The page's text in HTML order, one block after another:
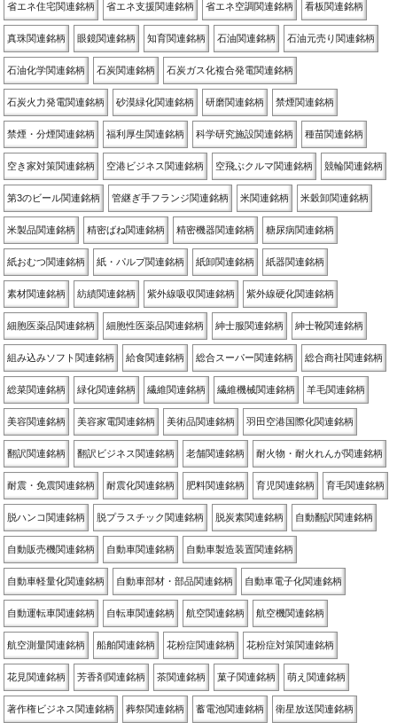
省エネ住宅関連銘柄 省エネ支援関連銘柄 省エネ空調関連銘柄 看板関連銘柄
真珠関連銘柄 眼鏡関連銘柄 知育関連銘柄 石油関連銘柄 石油元売り関連銘柄
石油化学関連銘柄 石炭関連銘柄 石炭ガス化複合発電関連銘柄
石炭火力発電関連銘柄 砂漠緑化関連銘柄 研磨関連銘柄 禁煙関連銘柄
禁煙・分煙関連銘柄 福利厚生関連銘柄 科学研究施設関連銘柄 種苗関連銘柄
空き家対策関連銘柄 空港ビジネス関連銘柄 空飛ぶクルマ関連銘柄 競輪関連銘柄
第3のビール関連銘柄 管継ぎ手フランジ関連銘柄 米関連銘柄 米穀卸関連銘柄
米製品関連銘柄 精密ばね関連銘柄 精密機器関連銘柄 糖尿病関連銘柄
紙おむつ関連銘柄 紙・パルプ関連銘柄 紙卸関連銘柄 紙器関連銘柄
素材関連銘柄 紡績関連銘柄 紫外線吸収関連銘柄 紫外線硬化関連銘柄
細胞医薬品関連銘柄 細胞性医薬品関連銘柄 紳士服関連銘柄 紳士靴関連銘柄
組み込みソフト関連銘柄 給食関連銘柄 総合スーパー関連銘柄 総合商社関連銘柄
総菜関連銘柄 緑化関連銘柄 繊維関連銘柄 繊維機械関連銘柄 羊毛関連銘柄
美容関連銘柄 美容家電関連銘柄 美術品関連銘柄 羽田空港国際化関連銘柄
翻訳関連銘柄 翻訳ビジネス関連銘柄 老舗関連銘柄 耐火物・耐火れんが関連銘柄
耐震・免震関連銘柄 耐震化関連銘柄 肥料関連銘柄 育児関連銘柄 育毛関連銘柄
脱ハンコ関連銘柄 脱プラスチック関連銘柄 脱炭素関連銘柄 自動翻訳関連銘柄
自動販売機関連銘柄 自動車関連銘柄 自動車製造装置関連銘柄
自動車軽量化関連銘柄 自動車部材・部品関連銘柄 自動車電子化関連銘柄
自動運転車関連銘柄 自転車関連銘柄 航空関連銘柄 航空機関連銘柄
航空測量関連銘柄 船舶関連銘柄 花粉症関連銘柄 花粉症対策関連銘柄
花見関連銘柄 芳香剤関連銘柄 茶関連銘柄 菓子関連銘柄 萌え関連銘柄
著作権ビジネス関連銘柄 葬祭関連銘柄 蓄電池関連銘柄 衛星放送関連銘柄